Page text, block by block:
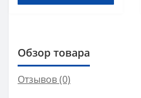
Обзор товара
Отзывов (0)